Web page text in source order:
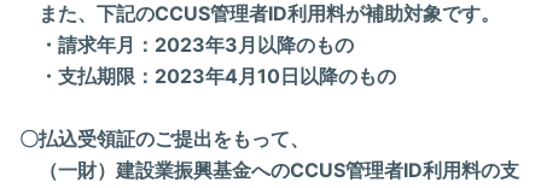
また、下記のCCUS管理者ID利用料が補助対象です。
・請求年月：2023年3月以降のもの
・支払期限：2023年4月10日以降のもの
〇払込受領証のご提出をもって、
（一財）建設業振興基金へのCCUS管理者ID利用料の支